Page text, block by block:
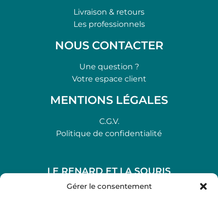
Gérer le consentement
Livraison & retours
Les professionnels
NOUS CONTACTER
Une question ?
Votre espace client
MENTIONS LÉGALES
C.G.V.
Politique de confidentialité
LE RENARD ET LA SOURIS
48, rue Maubec 33210 LANGON